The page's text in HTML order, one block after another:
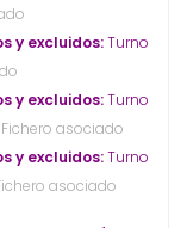
y excluidos:Turno
y excluidos:Turno
Fichero asociado
y excluidos:Turno
asociado